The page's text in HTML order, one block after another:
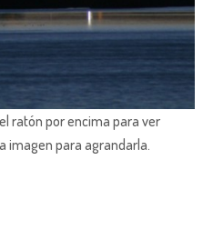
ratón por encima para ver
imagen para agrandarla.